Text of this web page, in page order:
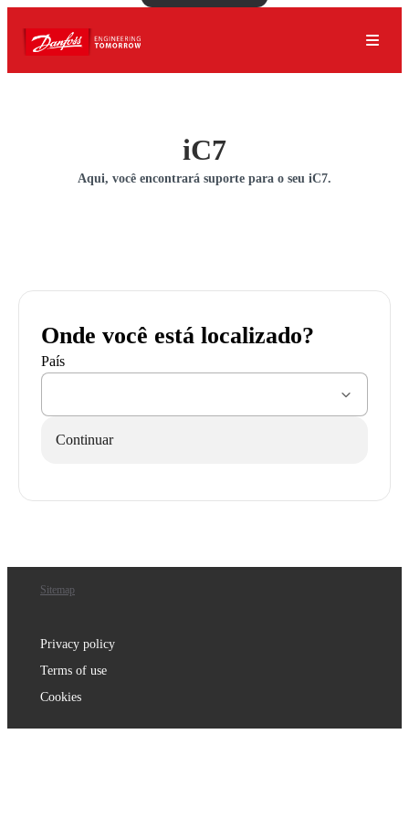
iC7
Aqui, você encontrará suporte para o seu iC7.
Onde você está localizado?
País
Continuar
Sitemap
Privacy policy
Terms of use
Cookies